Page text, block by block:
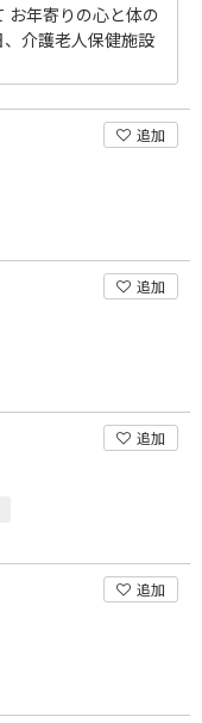
お年寄りの心と体の
介護老人保健施設
追加
追加
追加
追加